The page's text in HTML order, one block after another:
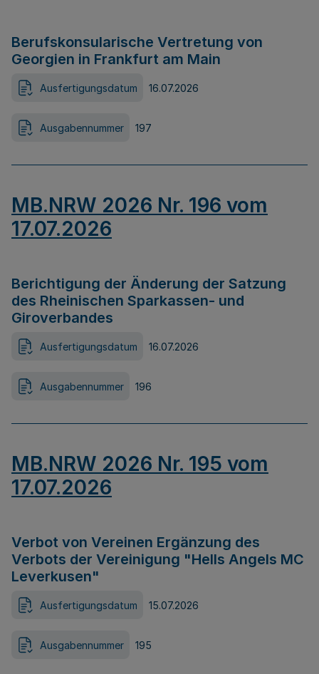
Berufskonsularische Vertretung von
Georgien in Frankfurt am Main
Ausfertigungsdatum 16.07.2026
Ausgabennummer 197
MB.NRW 2026 Nr. 196 vom
17.07.2026
Berichtigung der Änderung der Satzung
des Rheinischen Sparkassen- und
Giroverbandes
Ausfertigungsdatum 16.07.2026
Ausgabennummer 196
MB.NRW 2026 Nr. 195 vom
17.07.2026
Verbot von Vereinen Ergänzung des
Verbots der Vereinigung "Hells Angels MC
Leverkusen"
Ausfertigungsdatum 15.07.2026
Ausgabennummer 195